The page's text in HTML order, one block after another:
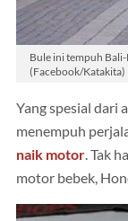
Bule ini tempuh
(Facebook/Katakita)
Yang spesial dari
menempuh
naik motor. Tak
motor bebek,